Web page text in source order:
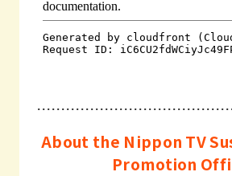
About the Nippon TV
Promotion